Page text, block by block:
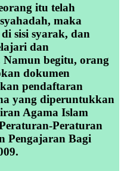
itu telah
maka
sisi syarak, dan
dan
begitu, orang
dokumen
pendaftaran
yang diperuntukkan
Agama Islam
Peraturan
Pengajaran Bagi